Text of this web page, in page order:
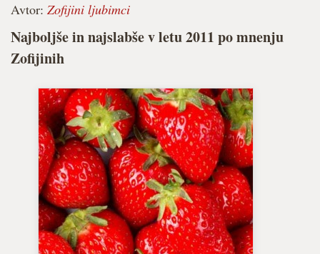
Avtor: Zofijini ljubimci
Najboljše in najslabše v letu 2011 po mnenju
Zofijinih